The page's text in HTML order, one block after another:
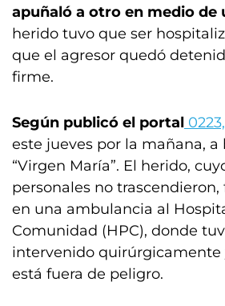
apuñaló a otro en medio de
herido tuvo que ser
que el agresor quedó
firme.
Según publicó el portal 0223,
este jueves por la mañana,
“Virgen María”. El herido,
personales no
en una ambulancia al
Comunidad (HPC), donde
intervenido quirúrgicamente
está fuera de peligro.